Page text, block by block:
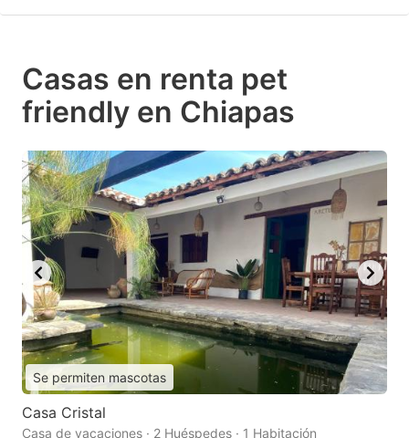
Casas en renta pet
friendly en Chiapas
Se permiten mascotas
Casa Cristal
Casa de vacaciones · 2 Huéspedes · 1 Habitación